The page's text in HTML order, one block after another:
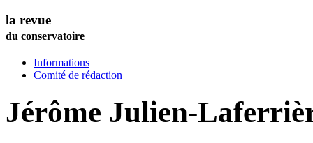
la revue
du conservatoire
Informations
Comité de rédaction
Jérôme Julien-